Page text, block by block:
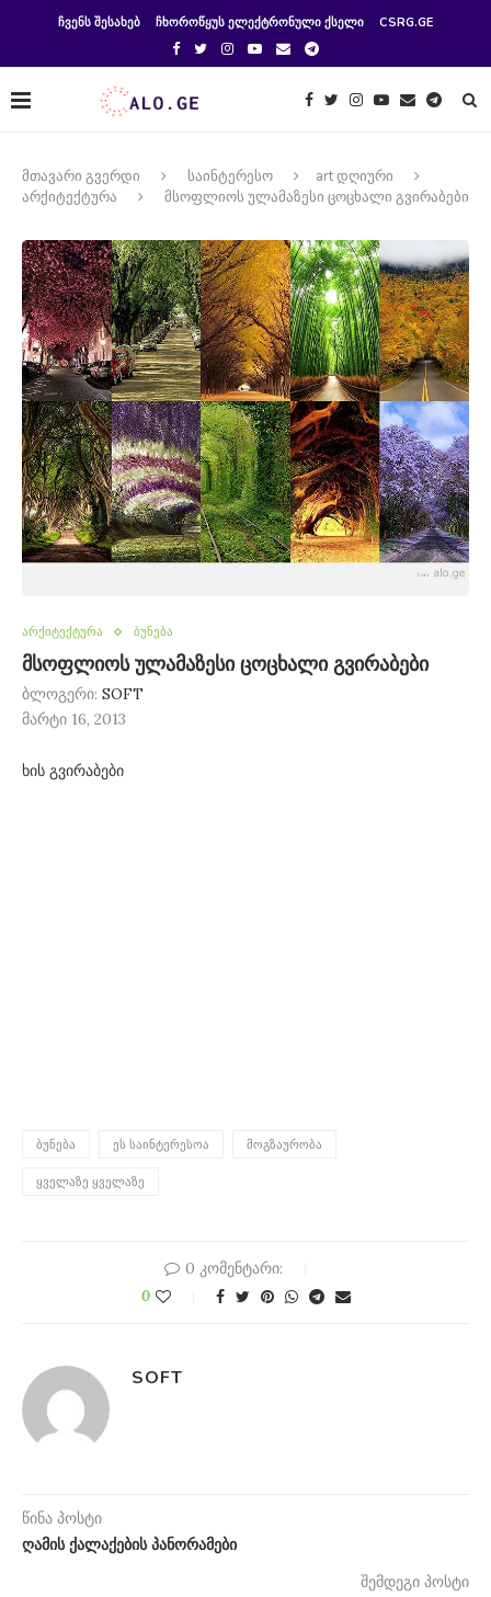
ᲩᲕᲔᲜᲡ ᲨᲔᲡᲐᲮᲔᲑ ᲩᲮᲝᲠᲝᲬᲧᲣᲡ ᲔᲚᲔᲥᲢᲠᲝᲜᲣᲚᲘ ᲥᲡᲔᲚᲘ CSRG.GE
მთავარი გვერდი საინტერესო
art დღიური
არქიტექტურა
მსოფლიოს ულამაზესი ცოცხალი გვირაბები
არქიტექტურა ბუნება
მსოფლიოს ულამაზესი ცოცხალი გვირაბები
ბლოგერი: SOFT
მარტი 16, 2013
ხის გვირაბები
ᲑᲣᲜᲔᲑᲐ ᲔᲡ ᲡᲐᲘᲜᲢᲔᲠᲔᲡᲝᲐ ᲛᲝᲒᲖᲐᲣᲠᲝᲑᲐ
ᲧᲕᲔᲚᲐᲖᲔ ᲧᲕᲔᲚᲐᲖᲔ
0 კომენტარი:
0
SOFT
წინა პოსტი
ღამის ქალაქების პანორამები
შემდეგი პოსტი